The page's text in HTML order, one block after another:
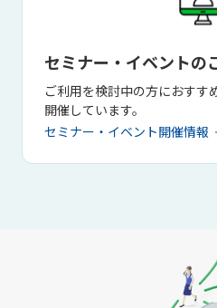
セミナー・イベントの
ご利用を検討中の方におすす
開催しています。
セミナー・イベント開催情報